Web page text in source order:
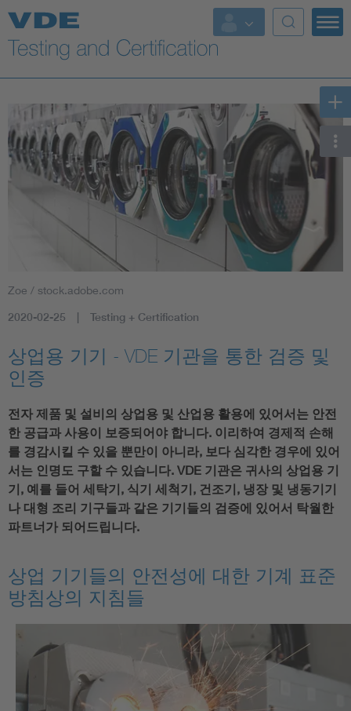
Key Topics
Zoe / stock.adobe.com
2020-02-25 Testing + Certification
상업용 기기 - VDE 기관을 통한 검증 및
인증
전자 제품 및 설비의 상업용 및 산업용 활용에 있어서는 안전
한 공급과 사용이 보증되어야 합니다. 이리하여 경제적 손해
를 경감시킬 수 있을 뿐만이 아니라, 보다 심각한 경우에 있어
서는 인명도 구할 수 있습니다. VDE 기관은 귀사의 상업용 기
기, 예를 들어 세탁기, 식기 세척기, 건조기, 냉장 및 냉동기기
나 대형 조리 기구들과 같은 기기들의 검증에 있어서 탁월한
파트너가 되어드립니다.
상업 기기들의 안전성에 대한 기계 표준
방침상의 지침들